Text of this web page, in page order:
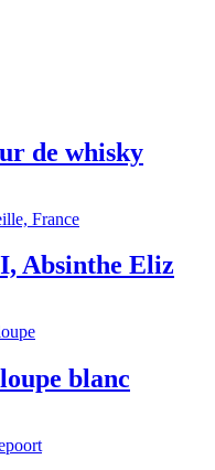
de whisky
Absinthe Eliz
blanc